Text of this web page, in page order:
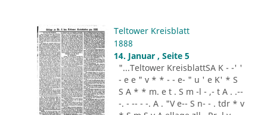
Teltower Kreisblatt
1888
14. Januar , Seite 5
"...Teltower KreisblattSA K - -' '
- e e " v * * - - e- " u ' e K' * S
S A * * m. e t . S m -l - ,- t A . .--
-. - -- - -. A . "V e-- S n- - . tdr * v